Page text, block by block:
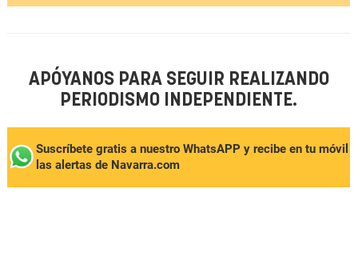
APÓYANOS PARA SEGUIR REALIZANDO
PERIODISMO INDEPENDIENTE.
Suscríbete gratis a nuestro WhatsAPP y recibe en tu móvil
las alertas de Navarra.com